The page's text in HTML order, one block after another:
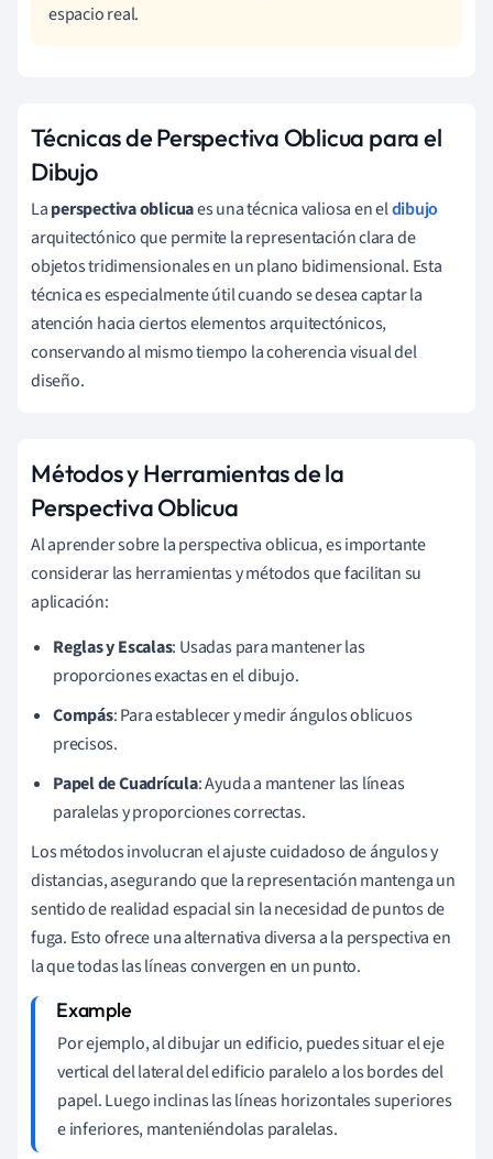
espacio real.
Técnicas de Perspectiva Oblicua para el
Dibujo
Laperspectiva oblicuaes una técnica valiosa en eldibujo
arquitectónico que permite la representación clara de
objetos tridimensionales en un plano bidimensional. Esta
técnica es especialmente útil cuando se desea captar la
atención hacia ciertos elementos arquitectónicos,
conservando al mismo tiempo la coherencia visual del
diseño.
Métodos y Herramientas de la
Perspectiva Oblicua
Al aprender sobre la perspectiva oblicua, es importante
considerar las herramientas y métodos que facilitan su
aplicación:
Reglas y Escalas: Usadas para mantener las
proporciones exactas en el dibujo.
Compás: Para establecer y medir ángulos oblicuos
precisos.
Papel de Cuadrícula: Ayuda a mantener las líneas
paralelas y proporciones correctas.
Los métodos involucran el ajuste cuidadoso de ángulos y
distancias, asegurando que la representación mantenga un
sentido de realidad espacial sin la necesidad de puntos de
fuga. Esto ofrece una alternativa diversa a la perspectiva en
la que todas las líneas convergen en un punto.
Por ejemplo, al dibujar un edificio, puedes situar el eje
vertical del lateral del edificio paralelo a los bordes del
papel. Luego inclinas las líneas horizontales superiores
e inferiores, manteniéndolas paralelas.